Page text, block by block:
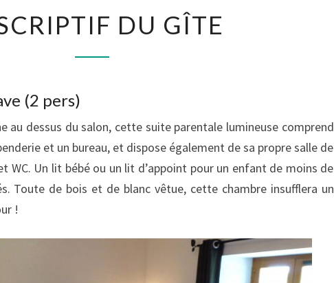
DU
DU GÎTE
(2 pers)
au dessus du salon, cette suite parentale lumineuse comprend
et un bureau, et dispose également de sa propre salle de
WC. Un lit bébé ou un lit d’appoint pour un enfant de moins de
Toute de bois et de blanc vêtue, cette chambre insufflera un
!